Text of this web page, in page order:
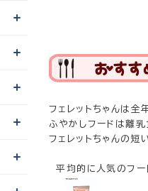
フェレットちゃんは全
ふやかしフードは離
フェレットちゃんの
平均的に人気のフー